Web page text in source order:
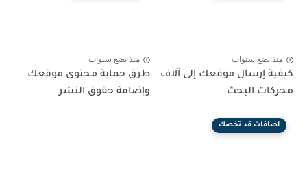
منذ بضع سنوات
كيفية إرسال موقعك إلى آلاف
محركات البحث
منذ بضع سنوات
طرق حماية محتوى موقعك
وإضافة حقوق النشر
اضافات قد تخصك